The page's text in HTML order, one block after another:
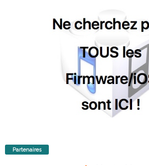
Partenaires